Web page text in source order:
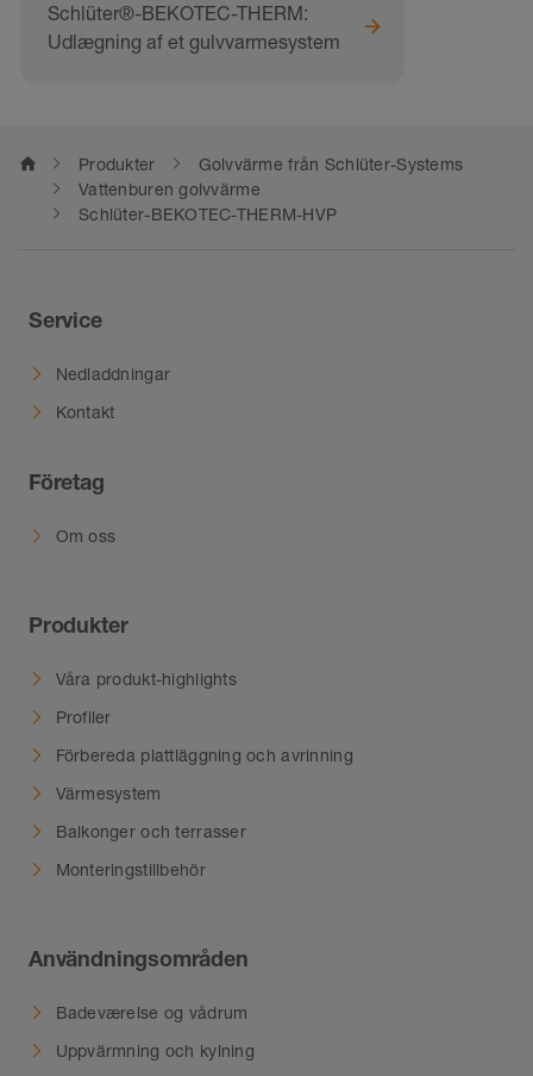
Schlüter®-BEKOTEC-THERM:
Udlægning af et gulvvarmesystem
home Produkter
Golvvärme från Schlüter-Systems
Vattenburen golvvärme
Schlüter-BEKOTEC-THERM-HVP
Service
Nedladdningar
Kontakt
Företag
Om oss
Produkter
Våra produkt-highlights
Profiler
Förbereda plattläggning och avrinning
Värmesystem
Balkonger och terrasser
Monteringstillbehör
Användningsområden
Badeværelse og vådrum
Uppvärmning och kylning